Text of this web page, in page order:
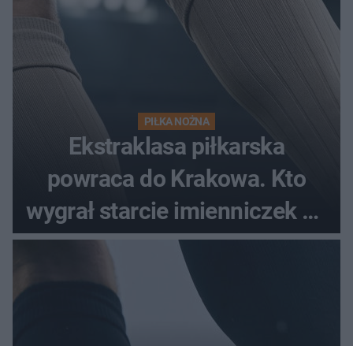
PIŁKA NOŻNA
Ekstraklasa piłkarska
powraca do Krakowa. Kto
wygrał starcie imienniczek na
pełnym stadionie